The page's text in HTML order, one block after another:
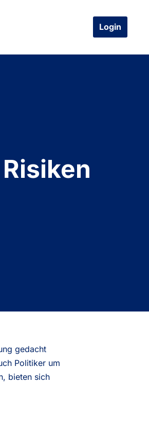
Login
gedacht
Politiker um
bieten sich